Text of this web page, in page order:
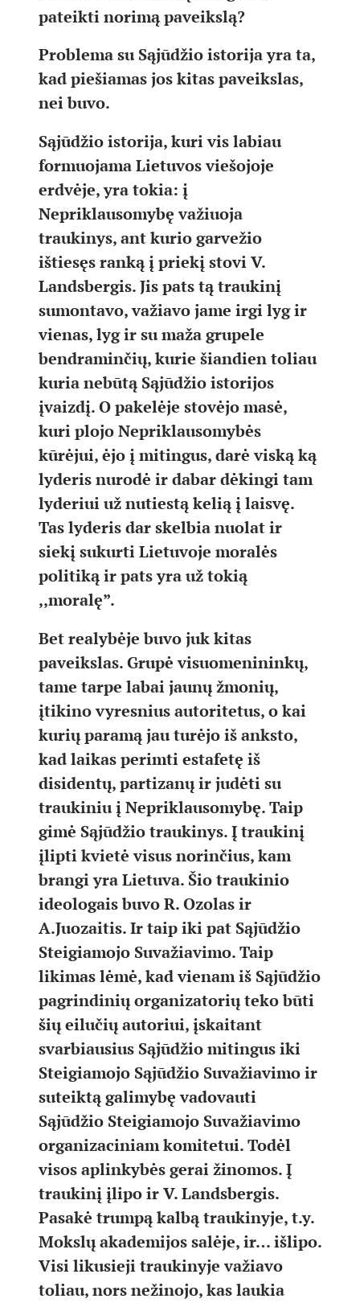
pateikti norimą paveikslą?
Problema su Sąjūdžio istorija yra ta,
kad piešiamas jos kitas paveikslas,
nei buvo.
Sąjūdžio istorija, kuri vis labiau
formuojama Lietuvos viešojoje
erdvėje, yra tokia: į
Nepriklausomybę važiuoja
traukinys, ant kurio garvežio
ištiesęs ranką į priekį stovi V.
Landsbergis. Jis pats tą traukinį
sumontavo, važiavo jame irgi lyg ir
vienas, lyg ir su maža grupele
bendraminčių, kurie šiandien toliau
kuria nebūtą Sąjūdžio istorijos
įvaizdį. O pakelėje stovėjo masė,
kuri plojo Nepriklausomybės
kūrėjui, ėjo į mitingus, darė viską ką
lyderis nurodė ir dabar dėkingi tam
lyderiui už nutiestą kelią į laisvę.
Tas lyderis dar skelbia nuolat ir
siekį sukurti Lietuvoje moralės
politiką ir pats yra už tokią
,,moralę”.
Bet realybėje buvo juk kitas
paveikslas. Grupė visuomenininkų,
tame tarpe labai jaunų žmonių,
įtikino vyresnius autoritetus, o kai
kurių paramą jau turėjo iš anksto,
kad laikas perimti estafetę iš
disidentų, partizanų ir judėti su
traukiniu į Nepriklausomybę. Taip
gimė Sąjūdžio traukinys. Į traukinį
įlipti kvietė visus norinčius, kam
brangi yra Lietuva. Šio traukinio
ideologais buvo R. Ozolas ir
A.Juozaitis. Ir taip iki pat Sąjūdžio
Steigiamojo Suvažiavimo. Taip
likimas lėmė, kad vienam iš Sąjūdžio
pagrindinių organizatorių teko būti
šių eilučių autoriui, įskaitant
svarbiausius Sąjūdžio mitingus iki
Steigiamojo Sąjūdžio Suvažiavimo ir
suteiktą galimybę vadovauti
Sąjūdžio Steigiamojo Suvažiavimo
organizaciniam komitetui. Todėl
visos aplinkybės gerai žinomos. Į
traukinį įlipo ir V. Landsbergis.
Pasakė trumpą kalbą traukinyje, t.y.
Mokslų akademijos salėje, ir… išlipo.
Visi likusieji traukinyje važiavo
toliau, nors nežinojo, kas laukia